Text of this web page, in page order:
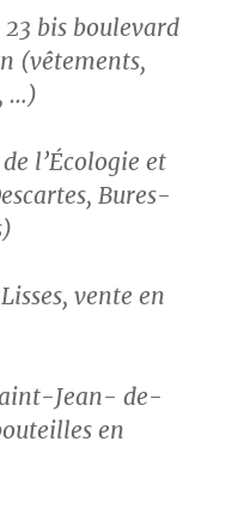
23 bis boulevard
(vêtements,
…)
l’Écologie et
Bures-
vente en
Jean- de-
en